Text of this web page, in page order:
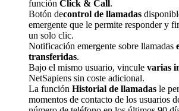
función Click & Call.
Botón decontrol de llamadas
emergente que le permite responder y
un solo clic.
Notificación emergente sobre llamadas
transferidas.
Bajo el mismo usuario, vincule varias
NetSapiens sin coste adicional.
La función Historial de llamadas le
momentos de contacto de los usuarios